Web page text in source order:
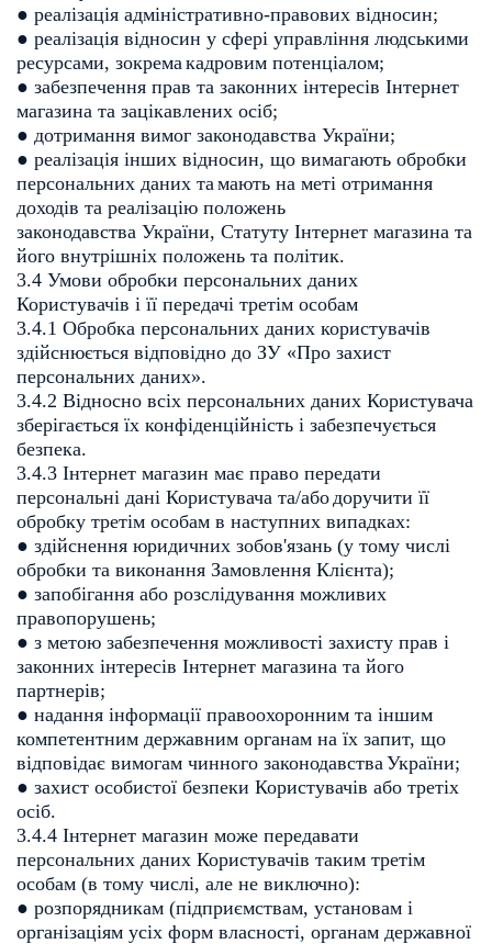
● реалізація адміністративно-правових відносин;
● реалізація відносин у сфері управління людськими
ресурсами, зокремакадровим потенціалом;
● забезпечення прав та законних інтересів Інтернет
магазина та зацікавлених осіб;
● дотримання вимог законодавства України;
● реалізація інших відносин, що вимагають обробки
персональних даних тамають на меті отримання
доходів та реалізацію положень
законодавства України, Статуту Інтернет магазина та
його внутрішніх положень та політик.
3.4 Умови обробки персональних даних
Користувачів і її передачі третім особам
3.4.1 Обробка персональних даних користувачів
здійснюється відповідно до ЗУ «Про захист
персональних даних».
3.4.2 Відносно всіх персональних даних Користувача
зберігається їх конфіденційність і забезпечується
безпека.
3.4.3 Інтернет магазин має право передати
персональні дані Користувача та/абодоручити її
обробку третім особам в наступних випадках:
● здійснення юридичних зобов'язань (у тому числі
обробки та виконання Замовлення Клієнта);
● запобігання або розслідування можливих
правопорушень;
● з метою забезпечення можливості захисту прав і
законних інтересів Інтернет магазина та його
партнерів;
● надання інформації правоохоронним та іншим
компетентним державним органам на їх запит, що
відповідає вимогам чинного законодавстваУкраїни;
● захист особистої безпеки Користувачів або третіх
осіб.
3.4.4 Інтернет магазин може передавати
персональних даних Користувачів таким третім
особам (в тому числі, але не виключно):
● розпорядникам (підприємствам, установам і
організаціям усіх форм власності, органам державної